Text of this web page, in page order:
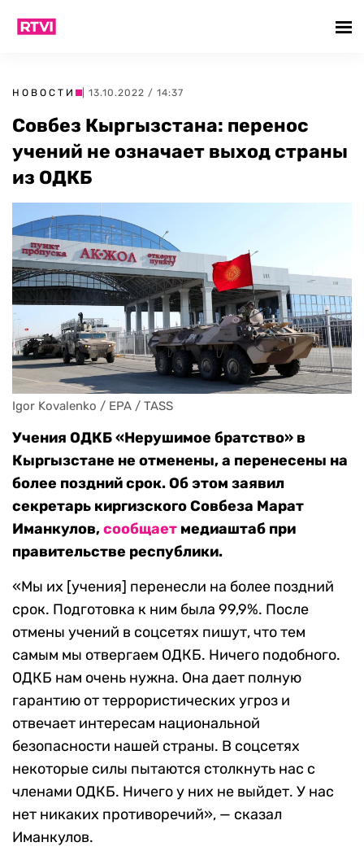
НОВОСТИ | 13.10.2022 / 14:37
Совбез Кыргызстана: перенос
учений не означает выход страны
из ОДКБ
Igor Kovalenko / EPA / TASS
Учения ОДКБ «Нерушимое братство» в
Кыргызстане не отменены, а перенесены на
более поздний срок. Об этом заявил
секретарь киргизского Совбеза Марат
Иманкулов,сообщает медиаштаб при
правительстве республики.
«Мы их [учения] перенесли на более поздний
срок. Подготовка к ним была 99,9%. После
отмены учений в соцсетях пишут, что тем
самым мы отвергаем ОДКБ. Ничего подобного.
ОДКБ нам очень нужна. Она дает полную
гарантию от террористических угроз и
отвечает интересам национальной
безопасности нашей страны. В соцсетях
некоторые силы пытаются столкнуть нас с
членами ОДКБ. Ничего у них не выйдет. У нас
нет никаких противоречий», — сказал
Иманкулов.